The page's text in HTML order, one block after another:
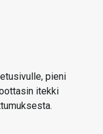
pieni
itekki